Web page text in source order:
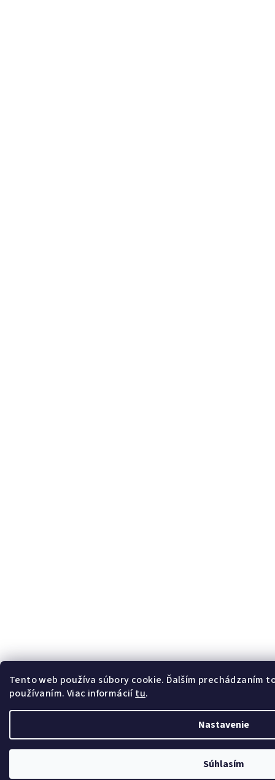
Tento web používa súbory cookie. Ďalším prechádzaním
používaním. Viac informáciítu.
Nastavenie
Súhlasím